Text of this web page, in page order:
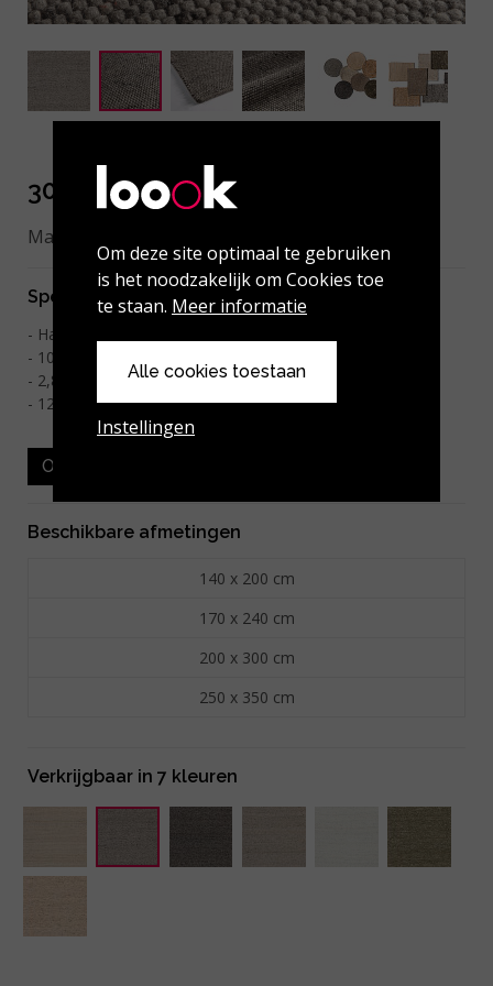
301-001-103 Middle Grey
Maatwerk mogelijk.
Specificaties
Handgeweven
100% Vervilte wol
2,8 kg/m
12 mm dik
Ook verkrijgbaar als rond tapijt
Beschikbare afmetingen
140 x 200 cm
170 x 240 cm
200 x 300 cm
250 x 350 cm
Verkrijgbaar in 7 kleuren
Om deze site optimaal te gebruiken
is het noodzakelijk om Cookies toe
te staan. Meer informatie
Alle cookies toestaan
Instellingen